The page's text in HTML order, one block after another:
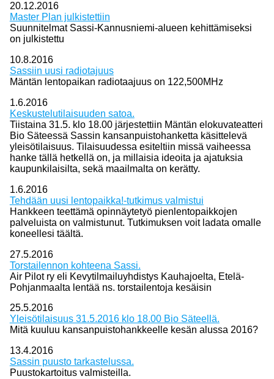
20.12.2016
Master Plan julkistettiin
Suunnitelmat Sassi-Kannusniemi-alueen kehittämiseksi
on julkistettu
10.8.2016
Sassiin uusi radiotajuus
Mäntän lentopaikan radiotaajuus on 122,500MHz
1.6.2016
Keskustelutilaisuuden satoa.
Tiistaina 31.5. klo 18.00 järjestettiin Mäntän elokuvateatteri
Bio Säteessä Sassin kansanpuistohanketta käsittelevä
yleisötilaisuus. Tilaisuudessa esiteltiin missä vaiheessa
hanke tällä hetkellä on, ja millaisia ideoita ja ajatuksia
kaupunkilaisilta, sekä maailmalta on kerätty.
1.6.2016
Tehdään uusi lentopaikka!-tutkimus valmistui
Hankkeen teettämä opinnäytetyö pienlentopaikkojen
palveluista on valmistunut. Tutkimuksen voit ladata omalle
koneellesi täältä.
27.5.2016
Torstailennon kohteena Sassi.
Air Pilot ry eli Kevytilmailuyhdistys Kauhajoelta, Etelä-
Pohjanmaalta lentää ns. torstailentoja kesäisin
25.5.2016
Yleisötilaisuus 31.5.2016 klo 18.00 Bio Säteellä.
Mitä kuuluu kansanpuistohankkeelle kesän alussa 2016?
13.4.2016
Sassin puusto tarkastelussa.
Puustokartoitus valmisteilla.